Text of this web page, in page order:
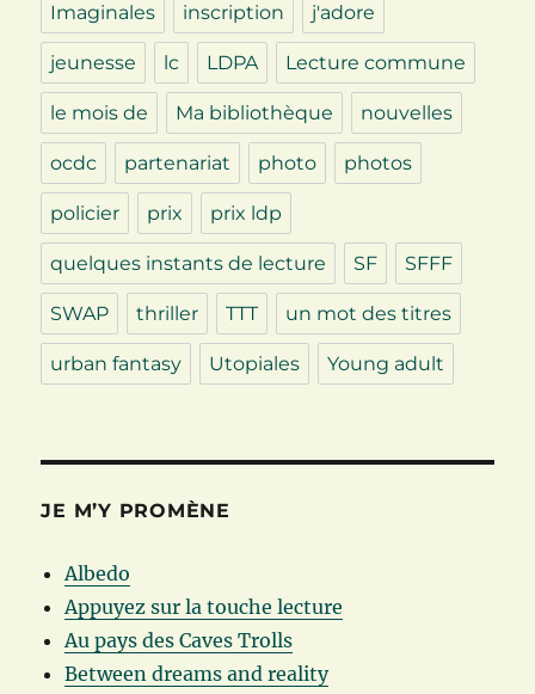
Imaginales inscription j'adore
jeunesse lc LDPA Lecture commune
le mois de Ma bibliothèque nouvelles
ocdc partenariat photo photos
policier prix prix ldp
quelques instants de lecture SF SFFF
SWAP thriller TTT un mot des titres
urban fantasy Utopiales Young adult
JE M’Y PROMÈNE
Albedo
Appuyez sur la touche lecture
Au pays des Caves Trolls
Between dreams and reality